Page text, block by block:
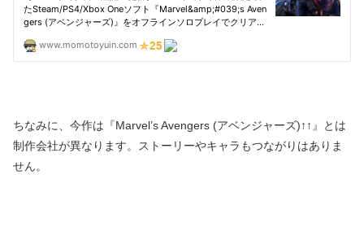
ちなみに、今作は『Marvel’s Avengers (アベンジャーズ)↑↑』とは
制作会社が異なります。ストーリーやキャラもつながりはありま
せん。